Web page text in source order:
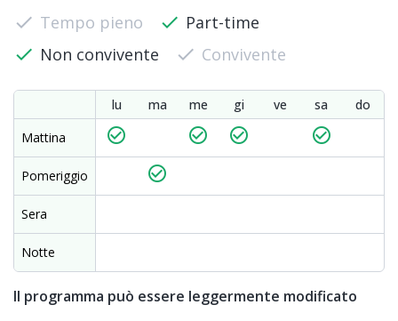
check Tempo pieno check Part-time
check Non convivente check Convivente
lu ma me gi ve sa
do
Mattina
check_circle_outline check_circle_outline check_circle_outline check_circle_outline
Pomeriggio check_circle_outline
Sera
Notte
Il programma può essere leggermente modificato